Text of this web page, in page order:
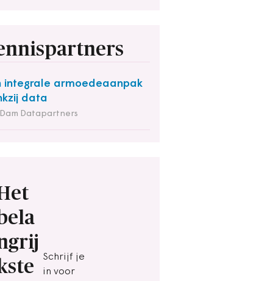
integrale armoedeaanpak
data
Datapartners
Schrijf je
in voor